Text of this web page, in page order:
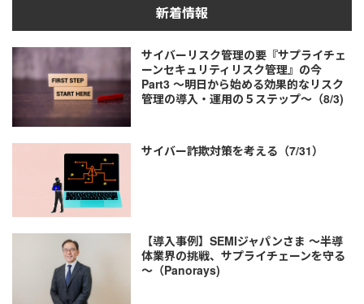
新着情報
サイバーリスク管理の要『サプライチェ
ーンセキュリティリスク管理』の今
Part3 ～明日から始める効果的なリスク
管理の導入・運用の５ステップ～（8/3)
サイバー詐欺対策を考える（7/31）
【導入事例】SEMIジャパンさま ～半導
体業界の挑戦、サプライチェーンを守る
～（Panorays)